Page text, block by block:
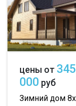
цены от
000 руб
Зимний дом